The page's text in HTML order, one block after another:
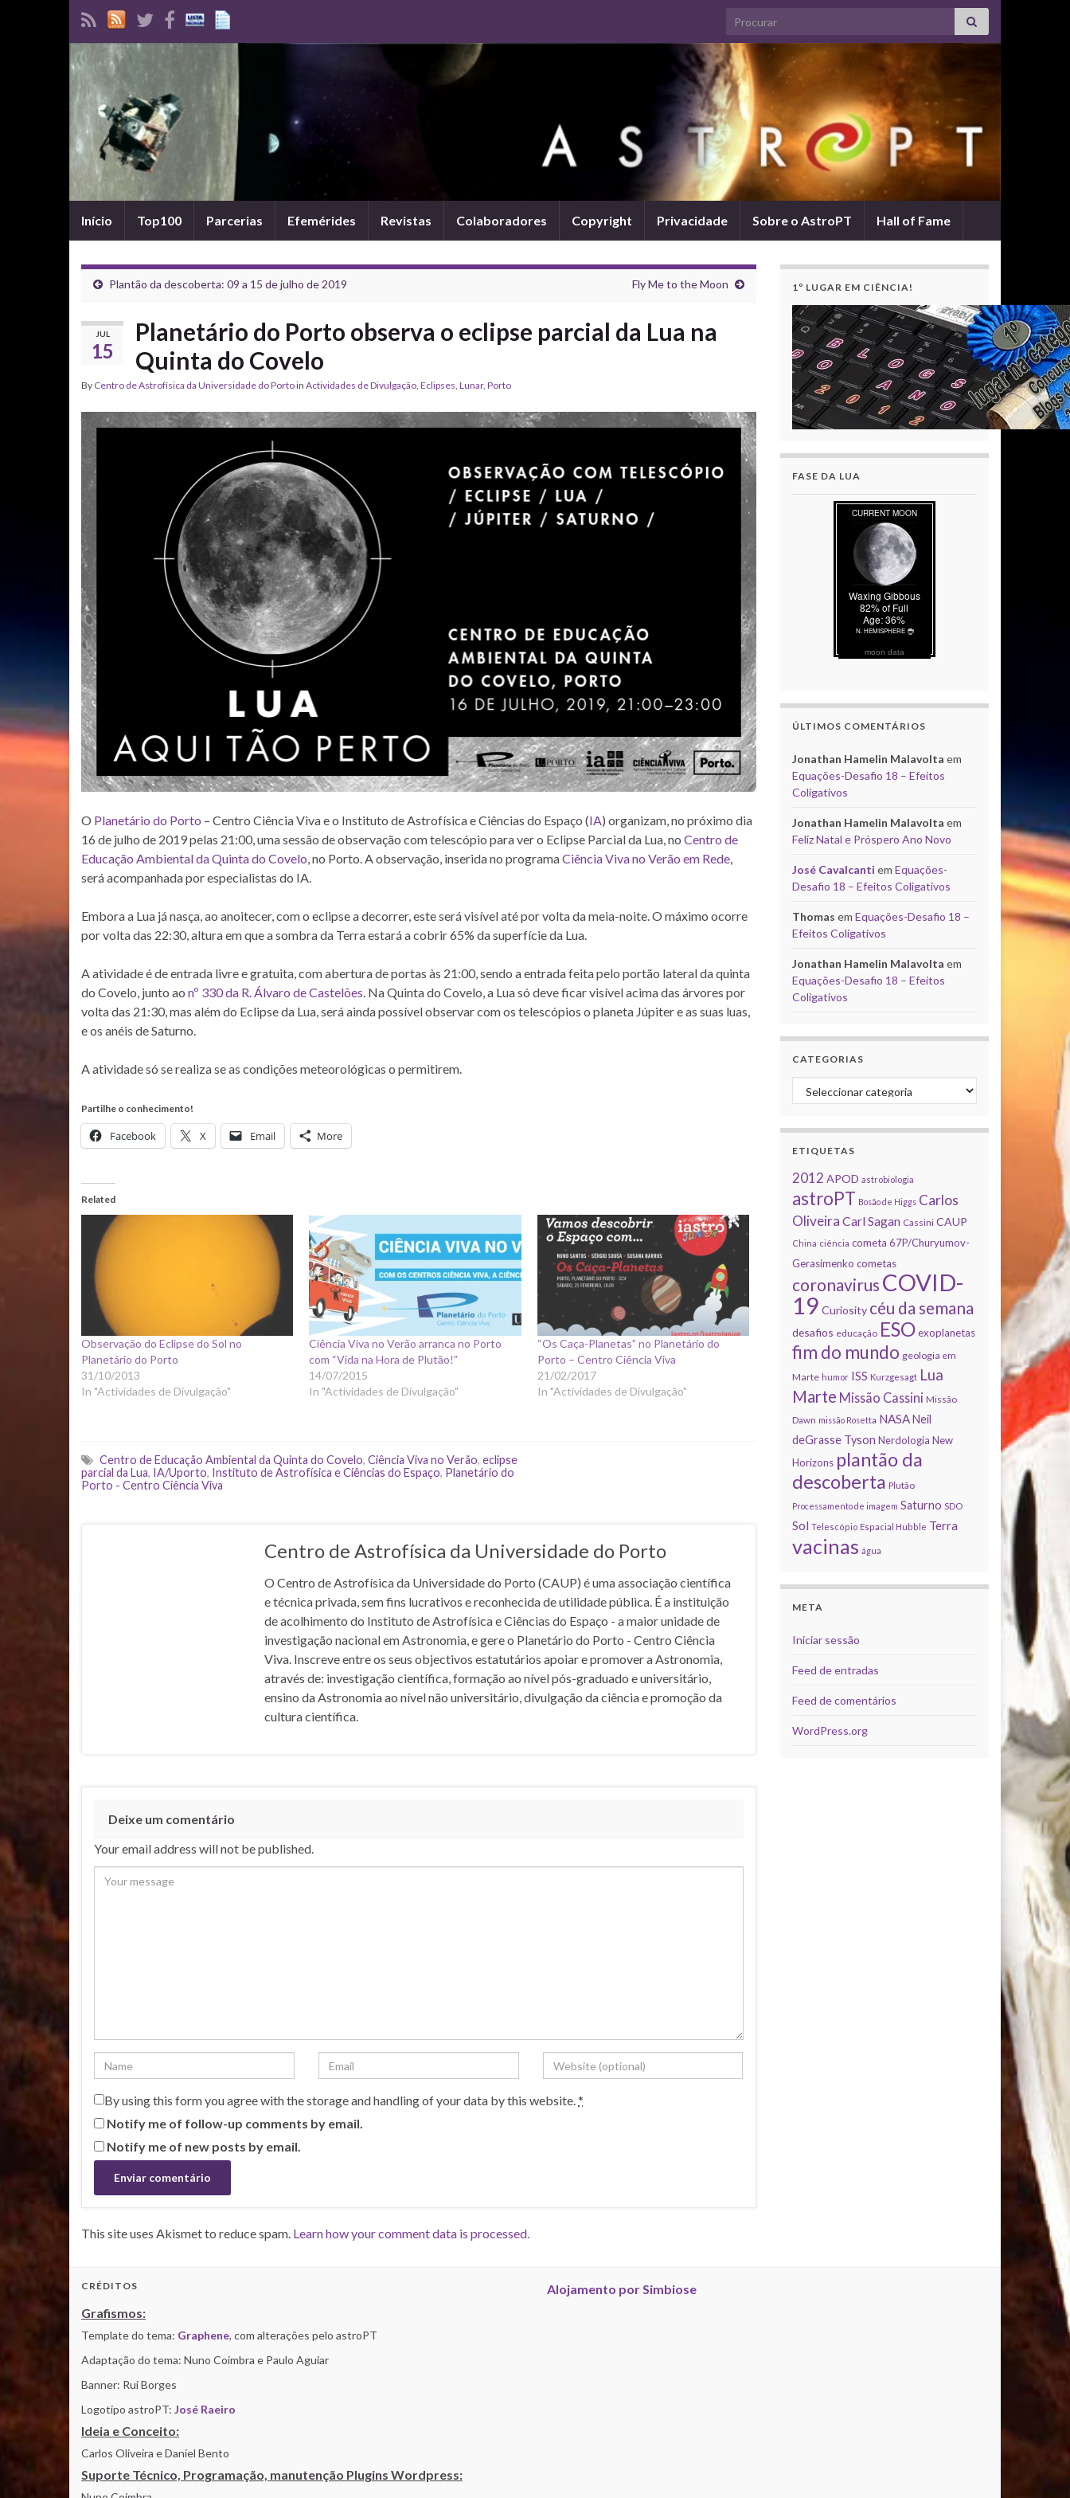
Search for:
Início Top100 Parcerias Efemérides Revistas Colaboradores Copyright Privacidade Sobre o AstroPT Hall of Fame
Plantão da descoberta: 09 a 15 de julho de 2019 Fly Me to the Moon
JUL
15
Planetário do Porto observa o eclipse parcial da Lua na
Quinta do Covelo
By Centro de Astrofísica da Universidade do Portoin Actividades de Divulgação, Eclipses, Lunar, Porto
O Planetário do Porto – Centro Ciência Viva e o Instituto de Astrofísica e Ciências do Espaço (IA) organizam, no próximo dia
16 de julho de 2019 pelas 21:00, uma sessão de observação com telescópio para ver o Eclipse Parcial da Lua, no Centro de
Educação Ambiental da Quinta do Covelo, no Porto. A observação, inserida no programaCiência Viva no Verão em Rede,
será acompanhada por especialistas do IA.
Embora a Lua já nasça, ao anoitecer, com o eclipse a decorrer, este será visível até por volta da meia-noite. O máximo ocorre
por volta das 22:30, altura em que a sombra da Terra estará a cobrir 65% da superfície da Lua.
A atividade é de entrada livre e gratuita, com abertura de portas às 21:00, sendo a entrada feita pelo portão lateral da quinta
do Covelo, junto ao nº 330 da R. Álvaro de Castelões. Na Quinta do Covelo, a Lua só deve ficar visível acima das árvores por
volta das 21:30, mas além do Eclipse da Lua, será ainda possível observar com os telescópios o planeta Júpiter e as suas luas,
e os anéis de Saturno.
A atividade só se realiza se as condições meteorológicas o permitirem.
Partilhe o conhecimento!
Facebook X Email More
Related
Observação do Eclipse do Sol no
Planetário do Porto
31/10/2013
In "Actividades de Divulgação"
Ciência Viva no Verão arranca no Porto
com “Vida na Hora de Plutão!”
14/07/2015
In "Actividades de Divulgação"
“Os Caça-Planetas” no Planetário do
Porto – Centro Ciência Viva
21/02/2017
In "Actividades de Divulgação"
Centro de Educação Ambiental da Quinta do Covelo, Ciência Viva no Verão, eclipse
parcial da Lua, IA/Uporto, Instituto de Astrofísica e Ciências do Espaço, Planetário do
Porto - Centro Ciência Viva
Centro de Astrofísica da Universidade do Porto
O Centro de Astrofísica da Universidade do Porto (CAUP) é uma associação científica
e técnica privada, sem fins lucrativos e reconhecida de utilidade pública. É a instituição
de acolhimento do Instituto de Astrofísica e Ciências do Espaço - a maior unidade de
investigação nacional em Astronomia, e gere o Planetário do Porto - Centro Ciência
Viva. Inscreve entre os seus objectivos estatutários apoiar e promover a Astronomia,
através de: investigação científica, formação ao nível pós-graduado e universitário,
ensino da Astronomia ao nível não universitário, divulgação da ciência e promoção da
cultura científica.
Deixe um comentário
Your email address will not be published.
By using this form you agree with the storage and handling of your data by this website.*
Notify me of follow-up comments by email.
Notify me of new posts by email.
This site uses Akismet to reduce spam. Learn how your comment data is processed.
1º LUGAR EM CIÊNCIA!
FASE DA LUA
moon data
ÚLTIMOS COMENTÁRIOS
Jonathan Hamelin Malavolta em
Equações-Desafio 18 – Efeitos
Coligativos
Jonathan Hamelin Malavolta em
Feliz Natal e Próspero Ano Novo
José Cavalcanti em Equações-
Desafio 18 – Efeitos Coligativos
Thomas em Equações-Desafio 18 –
Efeitos Coligativos
Jonathan Hamelin Malavolta em
Equações-Desafio 18 – Efeitos
Coligativos
CATEGORIAS
Categorias
ETIQUETAS
2012 APOD astrobiologia
astroPT Bosão de Higgs Carlos
Oliveira Carl Sagan Cassini CAUP
China ciência cometa 67P/Churyumov-
Gerasimenko cometas
coronavirus COVID-
19 Curiosity céu da semana
desafios educação ESO exoplanetas
fim do mundo geologia em
Marte humor ISS Kurzgesagt Lua
Marte Missão Cassini Missão
Dawn missão Rosetta NASA Neil
deGrasse Tyson Nerdologia New
Horizons plantão da
descoberta Plutão
Processamento de imagem Saturno SDO
Sol Telescópio Espacial Hubble Terra
vacinas água
META
Iniciar sessão
Feed de entradas
Feed de comentários
WordPress.org
CRÉDITOS
Grafismos:
Template do tema: Graphene, com alterações pelo astroPT
Adaptação do tema: Nuno Coimbra e Paulo Aguiar
Banner: Rui Borges
Logotipo astroPT: José Raeiro
Ideia e Conceito:
Carlos Oliveira e Daniel Bento
Suporte Técnico, Programação, manutenção Plugins Wordpress:
Alojamento por Simbiose